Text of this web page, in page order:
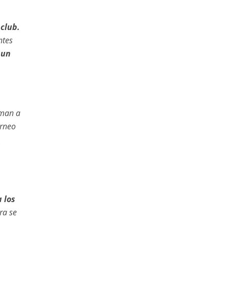
a
los
se